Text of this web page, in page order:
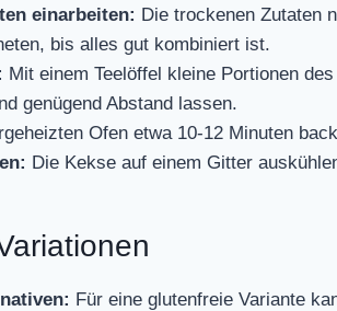
einarbeiten: Die trockenen Zutaten
bis alles gut kombiniert ist.
Mit einem Teelöffel kleine Portionen
genügend Abstand lassen.
Ofen etwa 10-12 Minuten
Die Kekse auf einem Gitter
Für eine glutenfreie Variante